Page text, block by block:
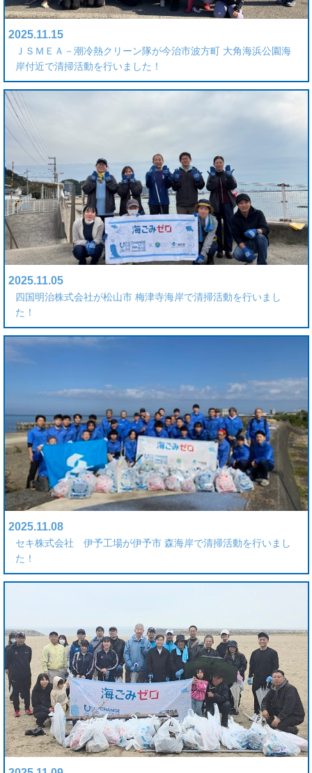
2025.11.15
ＪＳＭＥＡ－潮冷熱クリーン隊が今治市波方町 大角海浜公園海
岸付近で清掃活動を行いました！
2025.11.05
四国明治株式会社が松山市 梅津寺海岸で清掃活動を行いまし
た！
2025.11.08
セキ株式会社 伊予工場が伊予市 森海岸で清掃活動を行いまし
た！